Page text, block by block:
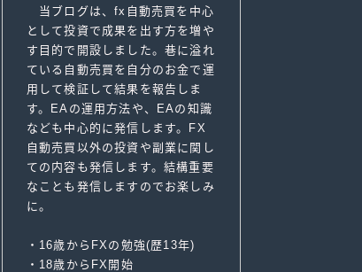
当ブログは、fx自動売買を中心
として投資で成果を出す方を増や
す目的で開設しました。巷に溢れ
ている自動売買を自分のお金で運
用して検証して結果を報告しま
す。EAの運用方法や、EAの知識
なども中心的に発信します。FX
自動売買以外の投資や副業に関し
ての内容も発信します。結構重要
なことも発信しますのでお楽しみ
に。
・16歳からFXの勉強(歴13年)
・18歳からFX開始